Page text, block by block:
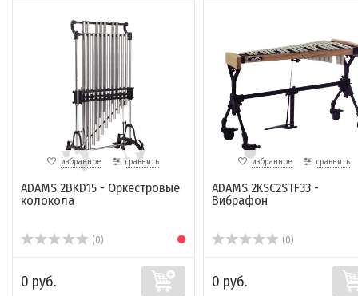
избранное сравнить
ADAMS 2BKD15 - Оркестровые
колокола
(0)
0 руб.
избранное сравнить
ADAMS 2KSC2STF33 -
Вибрафон
(0)
0 руб.